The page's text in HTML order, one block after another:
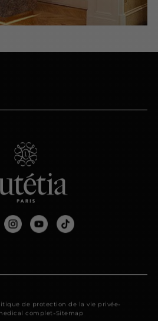
le formulaire de contact
RENDEZ-VOUS
de protection de la vie privée-
complet-Sitemap